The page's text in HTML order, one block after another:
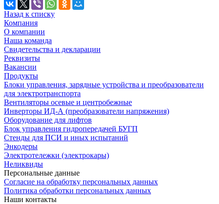
Назад к списку
Компания
О компании
Наша команда
Свидетельства и декларации
Реквизиты
Вакансии
Продукты
Блоки управления, зарядные устройства и преобразователи
для электротранспорта
Вентиляторы осевые и центробежные
Инверторы ИД-А (преобразователи напряжения)
Оборудование для лифтов
Блок управления гидропередачей БУГП
Стенды для ПСИ и иных испытаний
Энкодеры
Электротележки (электрокары)
Неликвиды
Персональные данные
Согласие на обработку персональных данных
Политика обработки персональных данных
Наши контакты